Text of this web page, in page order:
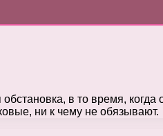
обстановка, в то время,
ни к чему не обязывают.